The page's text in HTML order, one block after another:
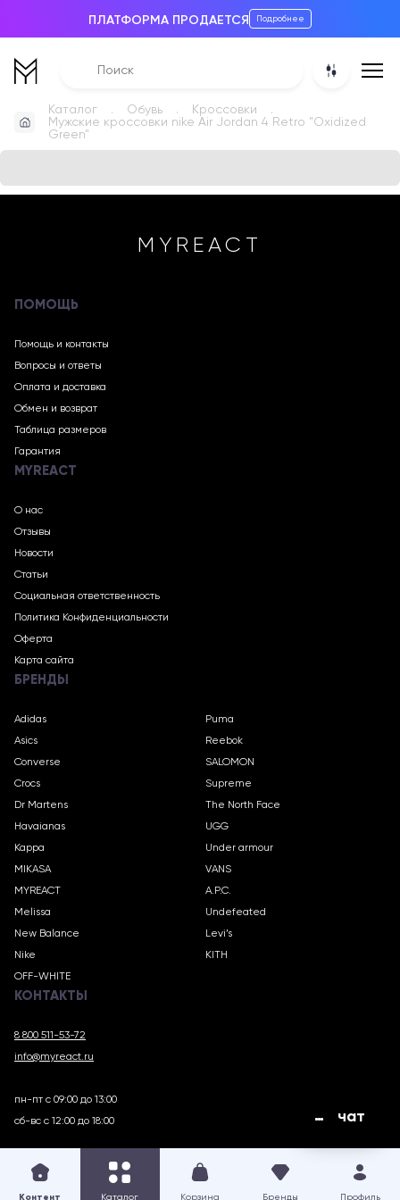
ПЛАТФОРМА ПРОДАЕТСЯ Подробнее
Каталог Обувь
Кроссовки
Мужские кроссовки nike Air Jordan 4 Retro "Oxidized
Green"
MYREACT
ПОМОЩЬ
Помощь и контакты
Вопросы и ответы
Оплата и доставка
Обмен и возврат
Таблица размеров
Гарантия
MYREACT
О нас
Отзывы
Новости
Статьи
Социальная ответственность
Политика Конфиденциальности
Оферта
Карта сайта
БРЕНДЫ
Adidas
Asics
Converse
Crocs
Dr Martens
Havaianas
Kappa
MIKASA
MYREACT
Melissa
New Balance
Nike
OFF-WHITE
Puma
Reebok
SALOMON
Supreme
The North Face
UGG
Under armour
VANS
A.P.C.
Undefeated
Levi’s
KITH
КОНТАКТЫ
8 800 511-53-72
info@myreact.ru
пн-пт с 09:00 до 13:00
сб-вс с 12:00 до 18:00
Контент Каталог Корзина Бренды Профиль
чат